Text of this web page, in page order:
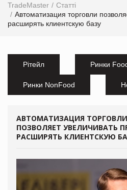
TradeMaster
Статті
Автоматизация торговли
расширять клиентскую базу
Рітейл Ринки
Ринки NonFood
АВТОМАТИЗАЦИЯ ТОРГОВЛИ
ПОЗВОЛЯЕТ УВЕЛИЧИВАТЬ
РАСШИРЯТЬ КЛИЕНТСКУЮ